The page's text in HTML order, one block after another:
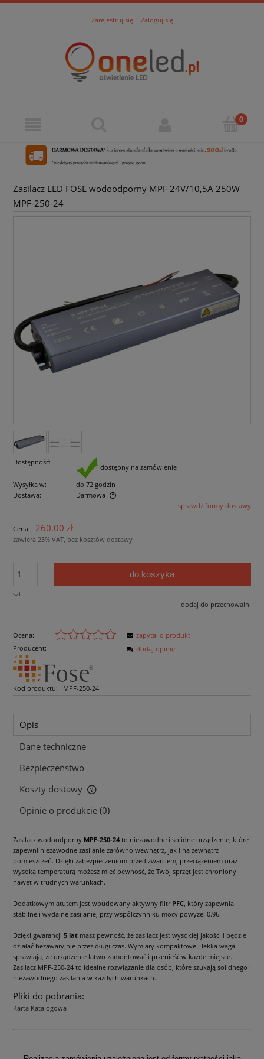
Zarejestruj się Zaloguj się
Zasilacz LED FOSE wodoodporny MPF 24V/10,5A 250W
MPF-250-24
Dostępność:
dostępny na zamówienie
Wysyłka w:
do 72 godzin
Dostawa:
Darmowa
Cena nie zawiera ewentualnych kosztów płatnościsprawdź formy dostawy
Cena: 260,00 zł
zawiera 23% VAT, bez kosztów dostawy
szt.
do koszyka
dodaj do przechowalni
Ocena:
Producent:
Kod produktu: MPF-250-24
zapytaj o produkt
dodaj opinię
Opis
Dane techniczne
Bezpieczeństwo
Koszty dostawy
Cena nie zawiera ewentualnych kosztów płatności
Opinie o produkcie (0)
Zasilacz wodoodporny MPF-250-24 to niezawodne i solidne urządzenie, które
zapewni niezawodne zasilanie zarówno wewnątrz, jak i na zewnątrz
pomieszczeń. Dzięki zabezpieczeniom przed zwarciem, przeciążeniem oraz
wysoką temperaturą możesz mieć pewność, że Twój sprzęt jest chroniony
nawet w trudnych warunkach.
Dodatkowym atutem jest wbudowany aktywny filtr PFC , który zapewnia
stabilne i wydajne zasilanie, przy współczynniku mocy powyżej 0.96.
Dzięki gwarancji 5 lat masz pewność, że zasilacz jest wysokiej jakości i będzie
działać bezawaryjnie przez długi czas. Wymiary kompaktowe i lekka waga
sprawiają, że urządzenie łatwo zamontować i przenieść w każde miejsce.
Zasilacz MPF-250-24 to idealne rozwiązanie dla osób, które szukają solidnego i
niezawodnego zasilania w każdych warunkach.
Pliki do pobrania:
Karta Katalogowa